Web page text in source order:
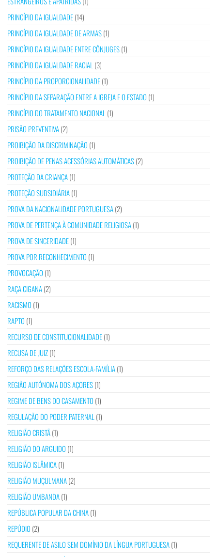
PRINCÍPIO DA IGUALDADE(14)
PRINCÍPIO DA IGUALDADE DE ARMAS(1)
PRINCÍPIO DA IGUALDADE ENTRE CÔNJUGES(1)
PRINCÍPIO DA IGUALDADE RACIAL (3)
PRINCÍPIO DA PROPORCIONALIDADE(1)
PRINCÍPIO DA SEPARAÇÃO ENTRE A IGREJA E O ESTADO (1)
PRINCÍPIO DO TRATAMENTO NACIONAL (1)
PRISÃO PREVENTIVA(2)
PROIBIÇÃO DA DISCRIMINAÇÃO (1)
PROIBIÇÃO DE PENAS ACESSÓRIAS AUTOMÁTICAS(2)
PROTEÇÃO DA CRIANÇA(1)
PROTEÇÃO SUBSIDIÁRIA(1)
PROVA DA NACIONALIDADE PORTUGUESA(2)
PROVA DE PERTENÇA À COMUNIDADE RELIGIOSA(1)
PROVA DE SINCERIDADE(1)
PROVA POR RECONHECIMENTO (1)
PROVOCAÇÃO (1)
RAÇA CIGANA(2)
RACISMO (1)
RAPTO (1)
RECURSO DE CONSTITUCIONALIDADE(1)
RECUSA DE JUIZ(1)
REFORÇO DAS RELAÇÕES ESCOLA-FAMÍLIA(1)
REGIÃO AUTÓNOMA DOS AÇORES(1)
REGIME DE BENS DO CASAMENTO (1)
REGULAÇÃO DO PODER PATERNAL (1)
RELIGIÃO CRISTÃ(1)
RELIGIÃO DO ARGUIDO (1)
RELIGIÃO ISLÂMICA(1)
RELIGIÃO MUÇULMANA(2)
RELIGIÃO UMBANDA(1)
REPÚBLICA POPULAR DA CHINA(1)
REPÚDIO (2)
REQUERENTE DE ASILO SEM DOMÍNIO DA LÍNGUA PORTUGUESA(1)